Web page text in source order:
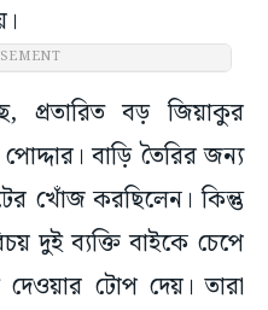
প্রতারিত বড় জিয়াকুর
বাড়ি তৈরির জন্য
খোঁজ করছিলেন। কিন্তু
দুই ব্যক্তি বাইকে চেপে
টোপ দেয়। তারা